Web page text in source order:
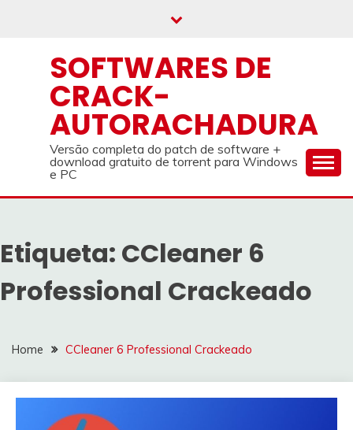
SOFTWARES DE
CRACK-
AUTORACHADURA
Versão completa do patch de software +
download gratuito de torrent para Windows
e PC
Etiqueta: CCleaner 6
Professional Crackeado
Home CCleaner 6 Professional Crackeado